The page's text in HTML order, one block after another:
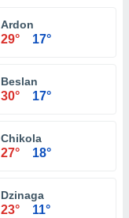
Ardon
29° 17°
Beslan
30° 17°
Chikola
27° 18°
Dzinaga
23° 11°